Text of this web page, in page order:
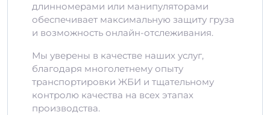
длинномерами или манипуляторами
обеспечивает максимальную защиту груза
и возможность онлайн-отслеживания.
Мы уверены в качестве наших услуг,
благодаря многолетнему опыту
транспортировки ЖБИ и тщательному
контролю качества на всех этапах
производства.